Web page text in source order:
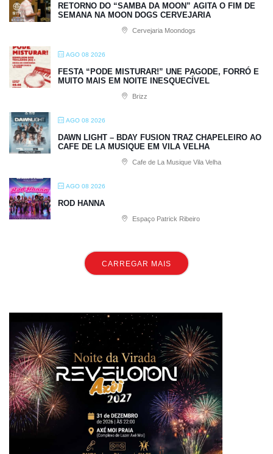
RETORNO DO “SAMBA DA MOON” AGITA O FIM DE
SEMANA NA MOON DOGS CERVEJARIA
Cervejaria Moondogs
AGO 08 2026
FESTA “PODE MISTURAR!” UNE PAGODE, FORRÓ E
MUITO MAIS EM NOITE INESQUECÍVEL
Brizz
AGO 08 2026
DAWN LIGHT – BDAY FUSION TRAZ CHAPELEIRO AO
CAFE DE LA MUSIQUE EM VILA VELHA
Cafe de La Musique Vila Velha
AGO 08 2026
ROD HANNA
Espaço Patrick Ribeiro
CARREGAR MAIS